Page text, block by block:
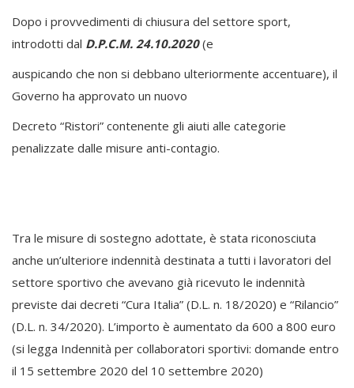
Dopo i provvedimenti di chiusura del settore sport,
introdotti dal D.P.C.M. 24.10.2020(e
auspicando che non si debbano ulteriormente accentuare), il
Governo ha approvato un nuovo
Decreto “Ristori” contenente gli aiuti alle categorie
penalizzate dalle misure anti-contagio.
Tra le misure di sostegno adottate, è stata riconosciuta
anche un’ulteriore indennità destinata a tutti i lavoratori del
settore sportivo che avevano già ricevuto le indennità
previste dai decreti “Cura Italia” (D.L. n. 18/2020) e “Rilancio”
(D.L. n. 34/2020). L’importo è aumentato da 600 a 800 euro
(si legga Indennità per collaboratori sportivi: domande entro
il 15 settembre 2020 del 10 settembre 2020)